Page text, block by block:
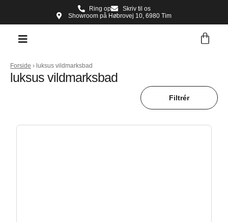
Ring op
Skriv til os
Showroom på Høbrovej 10, 6980 Tim
Forside › luksus vildmarksbad
luksus vildmarksbad
Filtrér